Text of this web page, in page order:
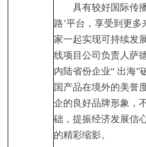
具有较好国际传播
路’平台，享受到更
家一起实现可持续发
线项目公司负责人萨
内陆省份企业“ 出海”
国产品在境外的美誉
企的良好品牌形象，
础，提振经济发展信
的精彩缩影。